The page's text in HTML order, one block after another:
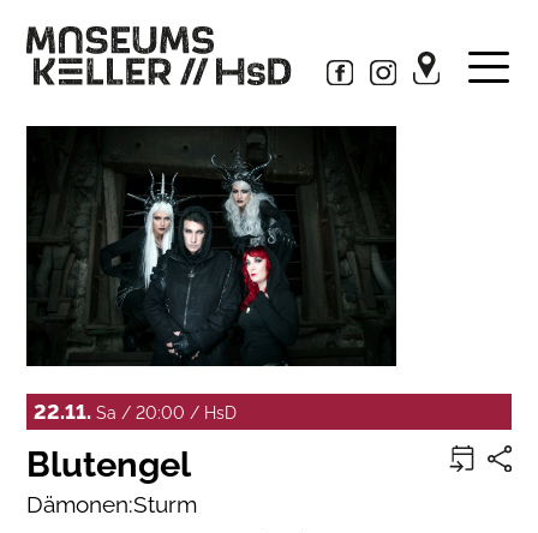
22.11. Sa / 20:00 / HsD
Blutengel
Dämonen:Sturm